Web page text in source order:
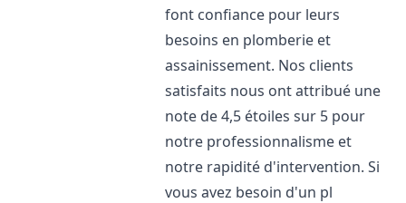
font confiance pour leurs
besoins en plomberie et
assainissement. Nos clients
satisfaits nous ont attribué une
note de 4,5 étoiles sur 5 pour
notre professionnalisme et
notre rapidité d'intervention. Si
vous avez besoin d'un pl